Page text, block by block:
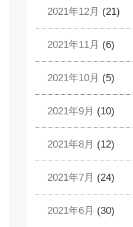
2021年12月 (21)
2021年11月 (6)
2021年10月 (5)
2021年9月 (10)
2021年8月 (12)
2021年7月 (24)
2021年6月 (30)